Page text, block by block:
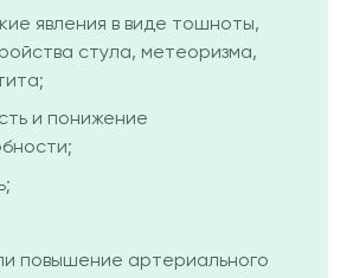
явления в виде тошноты,
стула, метеоризма,
и понижение
повышение артериального